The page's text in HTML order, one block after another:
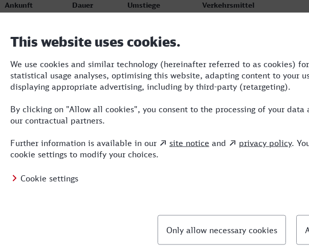
07-30 01:53
Ankunft Dauer Umstiege Verkehrsmittel
Paris Est
13.08.26
5:18
13.08.26
12:35
Paris Est